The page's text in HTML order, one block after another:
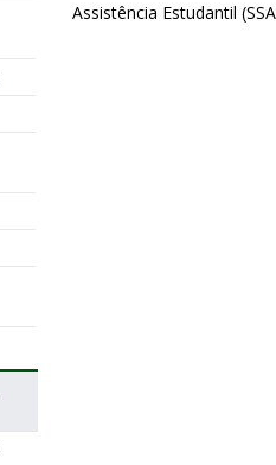
Assistência Estudantil